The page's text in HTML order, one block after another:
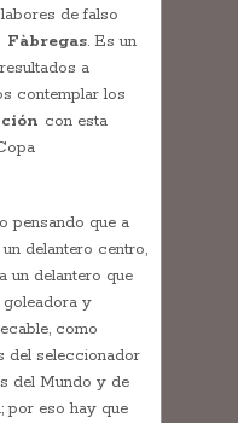
de falso
Fàbregas. Es un
a
contemplar los
con esta
pensando que a
delantero centro,
un delantero que
goleadora y
como
del seleccionador
del Mundo y de
por eso hay que